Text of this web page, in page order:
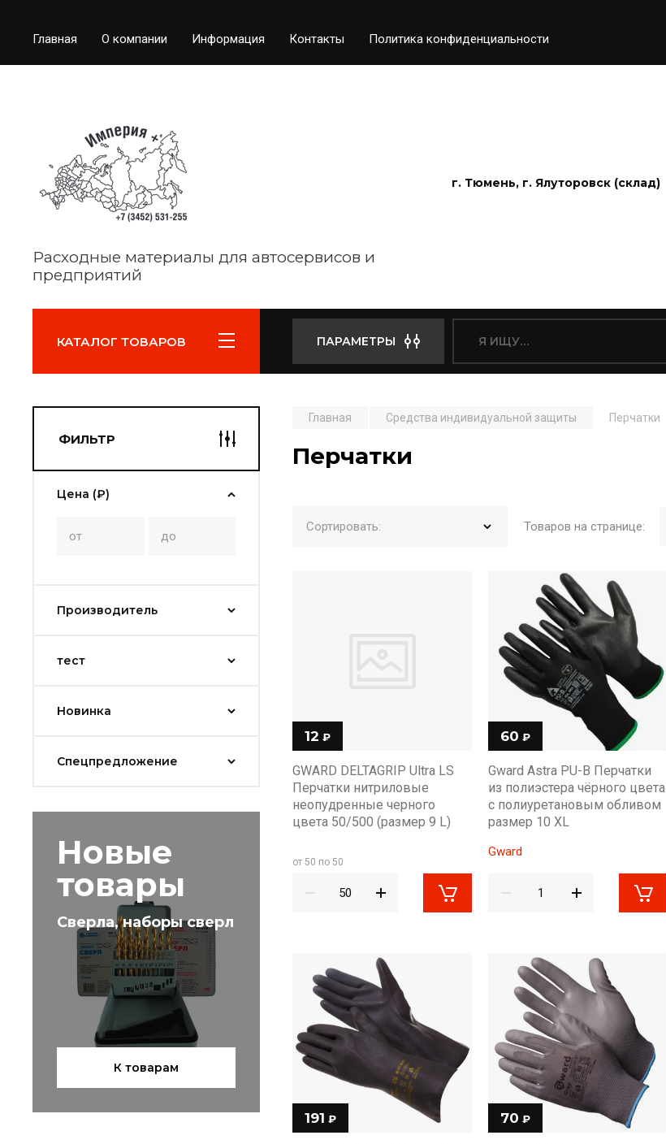
Главная О компании Информация Контакты Политика конфиденциальности
Расходные материалы для автосервисов и
предприятий
г. Тюмень, г. Ялуторовск (склад)
КАТАЛОГ ТОВАРОВ ПАРАМЕТРЫ
ФИЛЬТР
Цена (₽)
Производитель
тест
Новинка
Спецпредложение
Новые
товары
Сверла, наборы сверл
К товарам
Главная Средства индивидуальной защиты Перчатки
Перчатки
Сортировать: Товаров на странице:
12 ₽
GWARD DELTAGRIP Ultra LS
Перчатки нитриловые
неопудренные черного
цвета 50/500 (размер 9 L)
от 50 по 50
60 ₽
Gward Astra PU-B Перчатки
из полиэстера чёрного цвета
с полиуретановым обливом
размер 10 XL
Gward
191 ₽ 70 ₽